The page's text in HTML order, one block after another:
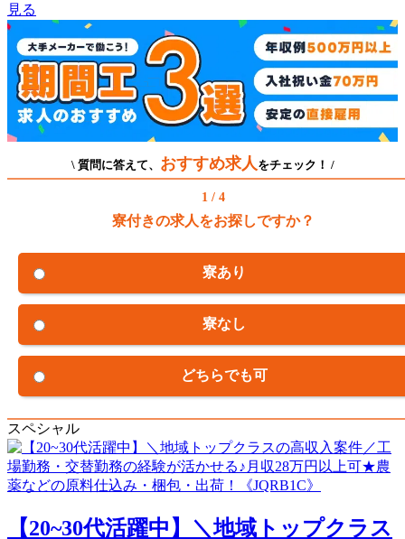
見る
\ 質問に答えて、 おすすめ求人 をチェック！ /
1 / 4
寮付きの求人をお探しですか？
寮あり
寮なし
どちらでも可
スペシャル
【20~30代活躍中】＼地域トップクラス